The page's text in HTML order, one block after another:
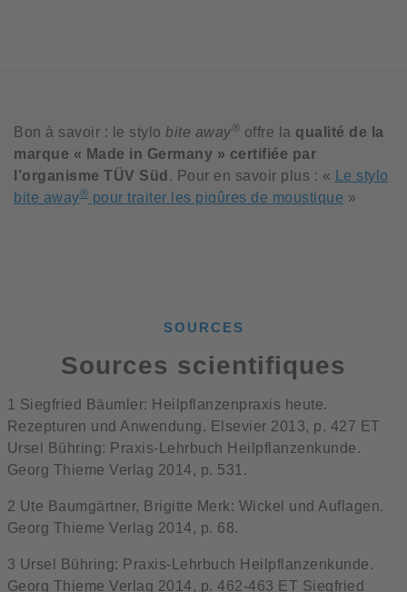
Bon à savoir : le stylo bite away® offre la qualité de la
marque « Made in Germany » certifiée par
l’organisme TÜV Süd . Pour en savoir plus : «
Le stylo
bite away® pour traiter les piqûres de moustique »
SOURCES
Sources scientifiques
1 Siegfried Bäumler: Heilpflanzenpraxis heute.
Rezepturen und Anwendung. Elsevier 2013, p. 427 ET
Ursel Bühring: Praxis-Lehrbuch Heilpflanzenkunde.
Georg Thieme Verlag 2014, p. 531.
2 Ute Baumgärtner, Brigitte Merk: Wickel und Auflagen.
Georg Thieme Verlag 2014, p. 68.
3 Ursel Bühring: Praxis-Lehrbuch Heilpflanzenkunde.
Georg Thieme Verlag 2014, p. 462-463 ET Siegfried